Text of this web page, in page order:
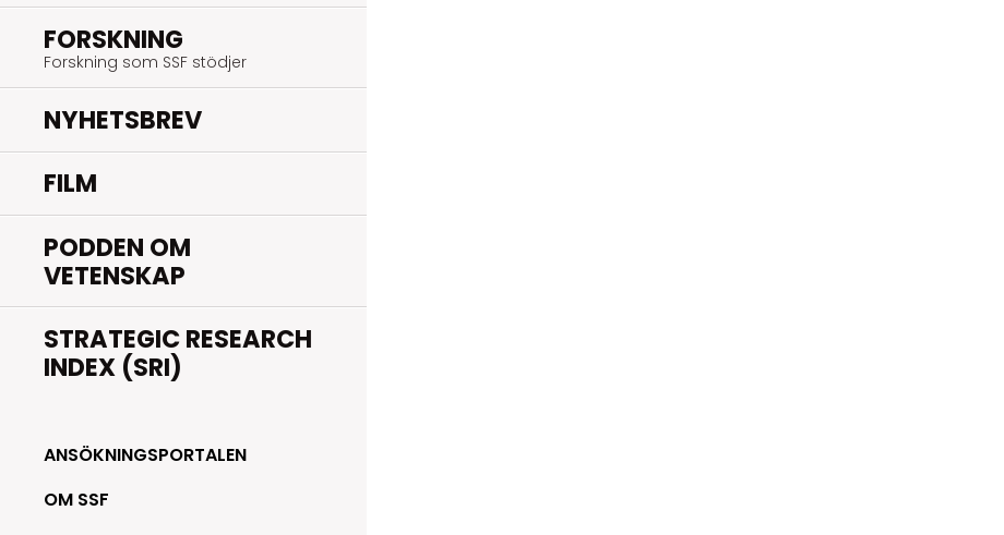
FORSKNING
Forskning som SSF stödjer
NYHETSBREV
FILM
PODDEN OM
VETENSKAP
STRATEGIC RESEARCH
INDEX (SRI)
ANSÖKNINGSPORTALEN
OM SSF